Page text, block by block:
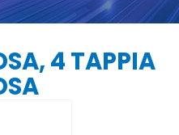
4 TAPPIA